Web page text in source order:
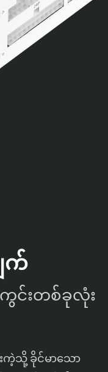
က်
ကွင်းတစ်ခုလုံး
ကဲ့သို့ ခိုင်မာသော